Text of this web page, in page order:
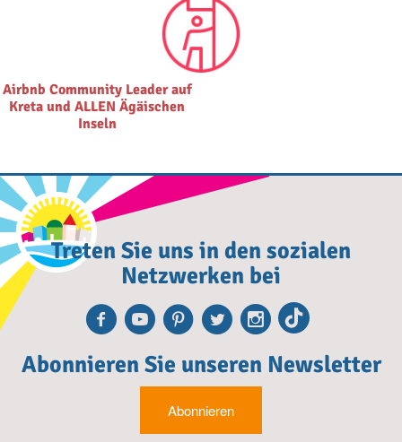
Airbnb Community Leader auf
Kreta und ALLEN Ägäischen
Inseln
Treten Sie uns in den sozialen
Netzwerken bei
Facebook
Youtube
Pinterest
TwitterTikTok
Abonnieren Sie unseren Newsletter
Abonnieren